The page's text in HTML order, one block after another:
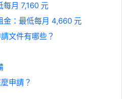
每月 7,160 元
金：最低每月 4,660 元
文件有哪些？
申請？